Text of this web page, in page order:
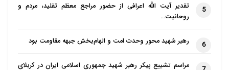
5
تقدیر آیت الله اعرافی از حضور مراجع معظم تقلید، مردم و
روحانیت…
6 رهبر شهید محور وحدت امت و الهام‌بخش جبهه مقاومت بود
مراسم تشییع پیکر رهبر شهید جمهوری اسلامی ایران در کربلای